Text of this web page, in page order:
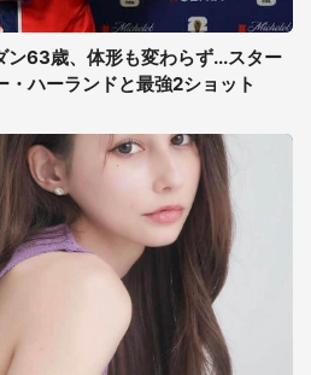
ン63歳、体形も変わらず...スター
・ハーランドと最強2ショット